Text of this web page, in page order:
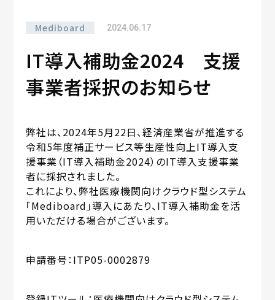
Mediboard 2024.06.17
IT導入補助金2024 支援
事業者採択のお知らせ
弊社は、2024年5月22日、経済産業省が推進する
令和5年度補正サービス等生産性向上IT導入支
援事業（IT導入補助金2024）のIT導入支援事業
者に採択されました。
これにより、弊社医療機関向けクラウド型システム
「Mediboard」導入にあたり、IT導入補助金を活
用いただける場合がございます。
申請番号：ITP05-0002879